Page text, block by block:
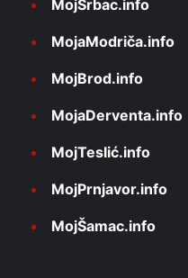
MojSrbac.info
MojaModriča.info
MojBrod.info
MojaDerventa.info
MojTeslić.info
MojPrnjavor.info
MojŠamac.info